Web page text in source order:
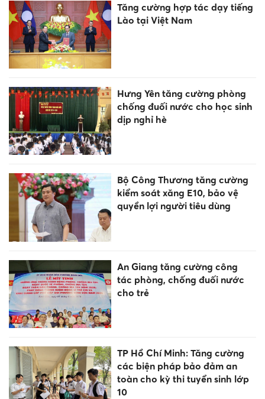
Tăng cường hợp tác dạy tiếng
Lào tại Việt Nam
Hưng Yên tăng cường phòng
chống đuối nước cho học sinh
dịp nghỉ hè
Bộ Công Thương tăng cường
kiểm soát xăng E10, bảo vệ
quyền lợi người tiêu dùng
An Giang tăng cường công
tác phòng, chống đuối nước
cho trẻ
TP Hồ Chí Minh: Tăng cường
các biện pháp bảo đảm an
toàn cho kỳ thi tuyển sinh lớp
10